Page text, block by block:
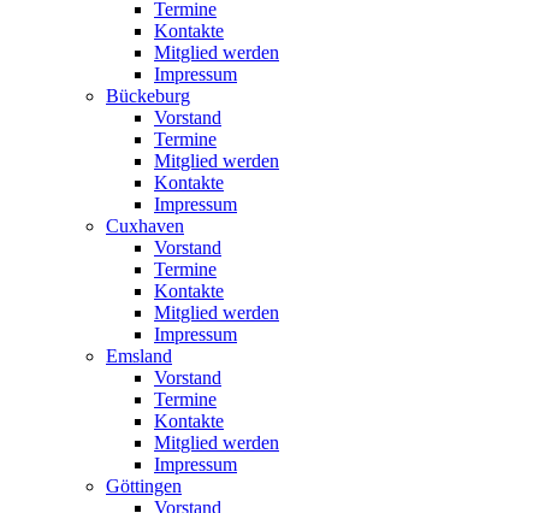
Termine
Kontakte
Mitglied werden
Impressum
Bückeburg
Vorstand
Termine
Mitglied werden
Kontakte
Impressum
Cuxhaven
Vorstand
Termine
Kontakte
Mitglied werden
Impressum
Emsland
Vorstand
Termine
Kontakte
Mitglied werden
Impressum
Göttingen
Vorstand